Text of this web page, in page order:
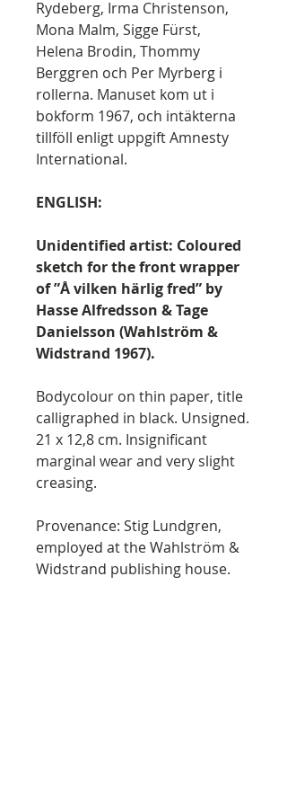
Rydeberg, Irma Christenson,
Mona Malm, Sigge Fürst,
Helena Brodin, Thommy
Berggren och Per Myrberg i
rollerna. Manuset kom ut i
bokform 1967, och intäkterna
tillföll enligt uppgift Amnesty
International.
ENGLISH:
Unidentified artist: Coloured
sketch for the front wrapper
of ”Å vilken härlig fred” by
Hasse Alfredsson & Tage
Danielsson (Wahlström &
Widstrand 1967).
Bodycolour on thin paper, title
calligraphed in black. Unsigned.
21 x 12,8 cm. Insignificant
marginal wear and very slight
creasing.
Provenance: Stig Lundgren,
employed at the Wahlström &
Widstrand publishing house.